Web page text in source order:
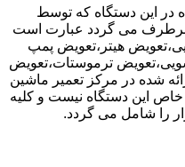
در این دستگاه که توسط
برطرف می گردد عبارت است
هیتر،تعویض پمپ
ترموستات،تعویض
شده در مرکز تعمیر ماشین
این دستگاه نیست و کلیه
را شامل می گردد.